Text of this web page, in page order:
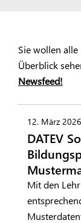
Sie wollen
Überblick
Newsfeed!
12. März 2026
DATEV
Mit den